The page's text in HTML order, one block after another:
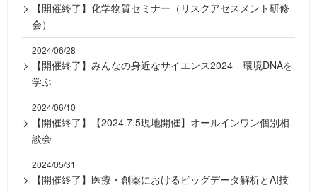
【開催終了】化学物質セミナー（リスクアセスメント研修
会）
2024/06/28
【開催終了】みんなの身近なサイエンス2024 環境DNAを
学ぶ
2024/06/10
【開催終了】【2024.7.5現地開催】オールインワン個別相
談会
2024/05/31
【開催終了】医療・創薬におけるビッグデータ解析とAI技